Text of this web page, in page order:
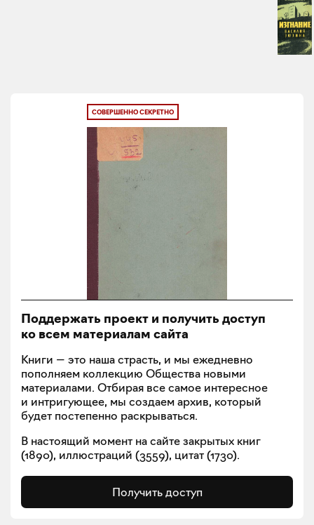
СОВЕРШЕННО СЕКРЕТНО
Поддержать проект и получить доступ
ко всем материалам сайта
Книги — это наша страсть, и мы ежедневно
пополняем коллекцию Общества новыми
материалами. Отбирая все самое интересное
и интригующее, мы создаем архив, который
будет постепенно раскрываться.
В настоящий момент на сайте закрытых книг
(1890), иллюстраций (3559), цитат (1730).
Получить доступ